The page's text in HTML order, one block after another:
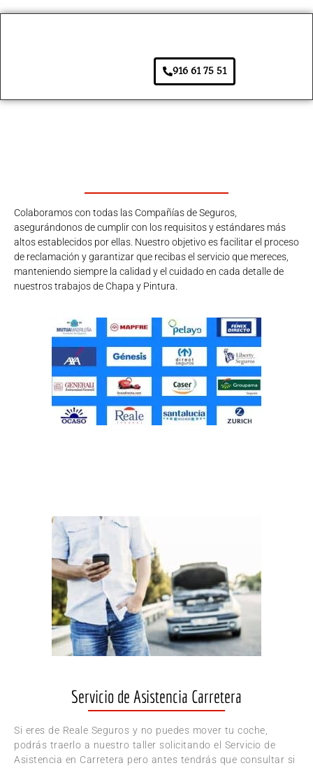
916 61 75 51
Colaboramos con todas las Compañías de Seguros,
asegurándonos de cumplir con los requisitos y estándares más
altos establecidos por ellas. Nuestro objetivo es facilitar el proceso
de reclamación y garantizar que recibas el servicio que mereces,
manteniendo siempre la calidad y el cuidado en cada detalle de
nuestros trabajos de Chapa y Pintura.
Servicio de Asistencia Carretera
Si eres de Reale Seguros y no puedes mover tu coche,
podrás traerlo a nuestro taller solicitando el Servicio de
Asistencia en Carretera pero antes tendrás que consultar si